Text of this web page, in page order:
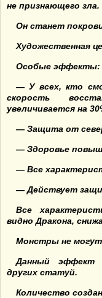
не признающего зла.
Он станет
Художественная
Особые эффекты:
— У всех, кто
скорость
увеличивается на
— Защита от
— Здоровье
— Все
— Действует
Все
видно Дракона,
Монстры не могут
Данный эффект
других статуй.
Количество